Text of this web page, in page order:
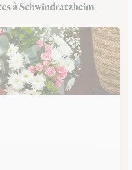
à Schwindratzheim